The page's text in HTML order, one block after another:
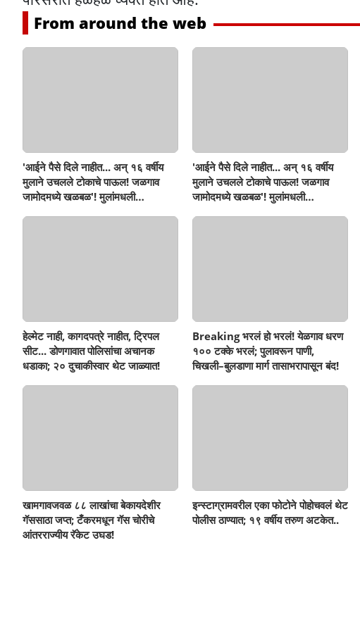
From around the web
'आईने पैसे दिले नाहीत... अन् १६ वर्षीय
मुलाने उचलले टोकाचे पाऊल! जळगाव
जामोदमध्ये खळबळ'! मुलांमधली
'आईने पैसे दिले नाहीत... अन् १६ वर्षीय
मुलाने उचलले टोकाचे पाऊल! जळगाव
जामोदमध्ये खळबळ'! मुलांमधली
हेल्मेट नाही, कागदपत्रे नाहीत, ट्रिपल
सीट... डोणगावात पोलिसांचा अचानक
धडाका; २० दुचाकीस्वार थेट जाळ्यात!
Breaking भरलं हो भरलं! येळगाव धरण
१०० टक्के भरलं; पुलावरून पाणी,
चिखली–बुलडाणा मार्ग तासाभरापासून बंद!
खामगावजवळ ८८ लाखांचा बेकायदेशीर
गॅससाठा जप्त; टँकरमधून गॅस चोरीचे
आंतरराज्यीय रॅकेट उघड!
इन्स्टाग्रामवरील एका फोटोने पोहोचवलं थेट
पोलीस ठाण्यात; १९ वर्षीय तरुण अटकेत..